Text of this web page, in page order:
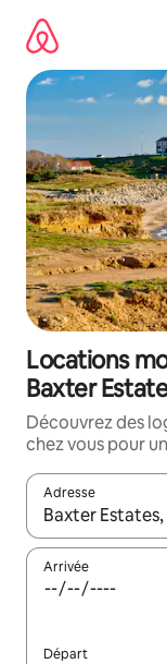
directement
contenu
Locations
Baxter
Découvrez des
chez vous pour
Adresse
Lorsque les
Arrivée
Départ